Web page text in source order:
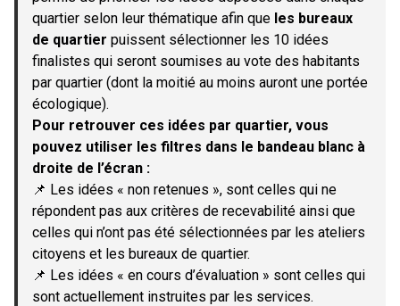
quartier selon leur thématique afin que les bureaux
de quartier puissent sélectionner les 10 idées
finalistes qui seront soumises au vote des habitants
par quartier (dont la moitié au moins auront une portée
écologique).
Pour retrouver ces idées par quartier, vous
pouvez utiliser les filtres dans le bandeau blanc à
droite de l’écran :
📌 Les idées « non retenues », sont celles qui ne
répondent pas aux critères de recevabilité ainsi que
celles qui n’ont pas été sélectionnées par les ateliers
citoyens et les bureaux de quartier.
📌 Les idées « en cours d’évaluation » sont celles qui
sont actuellement instruites par les services.